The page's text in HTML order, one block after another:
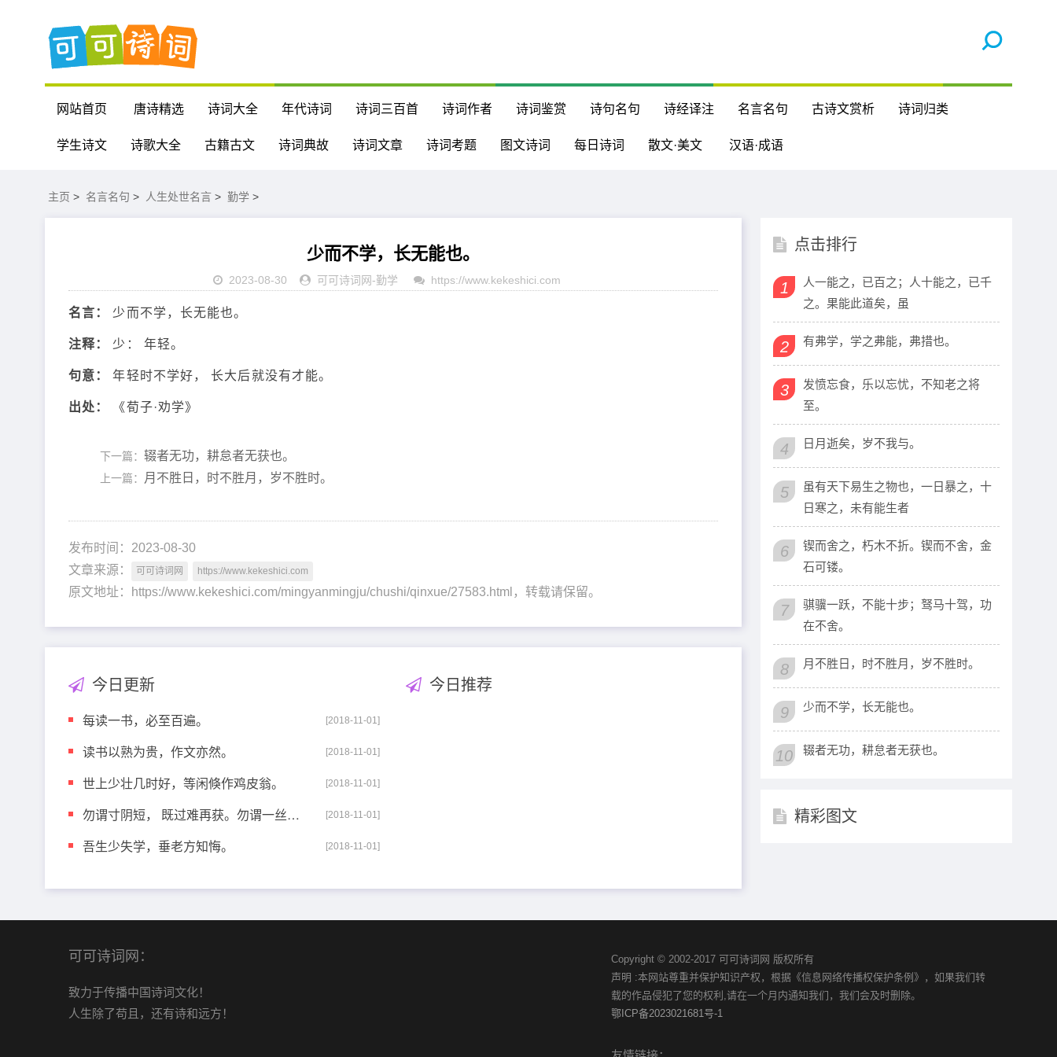
网站首页 唐诗精选 诗词大全 年代诗词 诗词三百首 诗词作者 诗词鉴赏 诗句名句 诗经译注 名言名句 古诗文赏析 诗词归类
学生诗文 诗歌大全 古籍古文 诗词典故 诗词文章 诗词考题 图文诗词 每日诗词 散文·美文 汉语·成语
主页 > 名言名句 > 人生处世名言 > 勤学 >
少而不学，长无能也。
2023-08-30 可可诗词网-勤学 https://www.kekeshici.com
名言： 少而不学，长无能也。
注释： 少： 年轻。
句意： 年轻时不学好， 长大后就没有才能。
出处： 《荀子·劝学》
下一篇： 辍者无功，耕怠者无获也。
上一篇： 月不胜日，时不胜月，岁不胜时。
发布时间：2023-08-30
文章来源：
可可诗词网 https://www.kekeshici.com
原文地址：https://www.kekeshici.com/mingyanmingju/chushi/qinxue/27583.html，转载请保留。
今日更新
每读一书，必至百遍。 [2018-11-01]
读书以熟为贵，作文亦然。 [2018-11-01]
世上少壮几时好，等闲倏作鸡皮翁。 [2018-11-01]
勿谓寸阴短， 既过难再获。勿谓一丝微， 既缁难再白。 [2018-11-01]
吾生少失学，垂老方知悔。 [2018-11-01]
今日推荐
点击排行
1
人一能之，已百之；人十能之，已千
之。果能此道矣，虽
2 有弗学，学之弗能，弗措也。
3
发愤忘食，乐以忘忧，不知老之将
至。
4 日月逝矣，岁不我与。
5
虽有天下易生之物也，一日暴之，十
日寒之，未有能生者
6
锲而舍之，朽木不折。锲而不舍，金
石可镂。
7
骐骥一跃，不能十步；驽马十驾，功
在不舍。
8 月不胜日，时不胜月，岁不胜时。
9 少而不学，长无能也。
10 辍者无功，耕怠者无获也。
精彩图文
可可诗词网：
致力于传播中国诗词文化！
人生除了苟且，还有诗和远方！
Copyright © 2002-2017 可可诗词网 版权所有
声明 :本网站尊重并保护知识产权，根据《信息网络传播权保护条例》，如果我们转
载的作品侵犯了您的权利,请在一个月内通知我们，我们会及时删除。
鄂ICP备2023021681号-1